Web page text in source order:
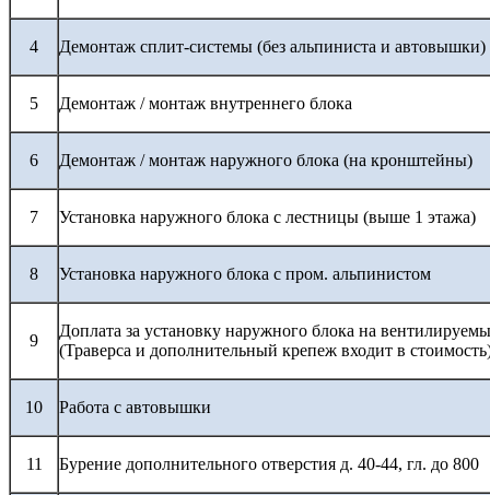
4 Демонтаж сплит-системы (без альпиниста и автовышки)
5 Демонтаж / монтаж внутреннего блока
6 Демонтаж / монтаж наружного блока (на кронштейны)
7 Установка наружного блока с лестницы (выше 1 этажа)
8 Установка наружного блока с пром. альпинистом
9
Доплата за установку наружного блока на
(Траверса и дополнительный крепеж входит в
10 Работа с автовышки
11 Бурение дополнительного отверстия д. 40-44, гл. до 800